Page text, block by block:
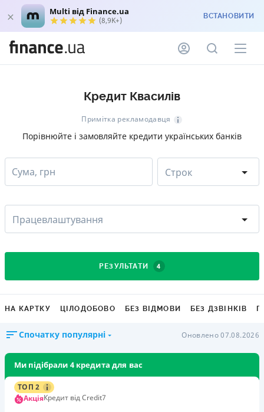
Multi від Finance.ua
(8,9K+) ВСТАНОВИТИ
Кредит Квасилів
Примітка рекламодавця
Порівнюйте і замовляйте кредити українських банків
Сума, грн Строк
Працевлаштування
РЕЗУЛЬТАТИ 4
НА КАРТКУ ЦІЛОДОБОВО БЕЗ ВІДМОВИ БЕЗ ДЗВІНКІВ
Спочатку популярні Оновлено 07.08.2026
Ми підібрали 4 кредита для вас
ТОП 2
АкціяКредит від Credit7